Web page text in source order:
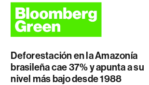
Deforestación en la Amazonía
brasileña cae 37% y apunta a su
nivel más bajo desde 1988